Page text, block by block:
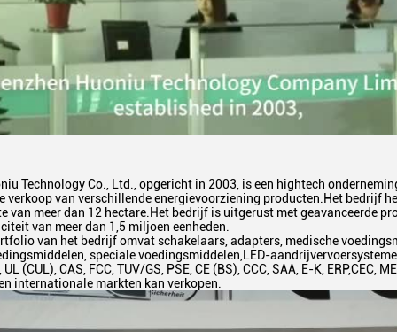
Technology Co., Ltd., opgericht in 2003, is een hightech
verkoop van verschillende energievoorziening producten.Het bedrijf
van meer dan 12 hectare.Het bedrijf is uitgerust met geavanceerde
van meer dan 1,5 miljoen eenheden.
van het bedrijf omvat schakelaars, adapters, medische
speciale voedingsmiddelen,LED-
(CUL), CAS, FCC, TUV/GS, PSE, CE (BS), CCC, SAA, E-K,
internationale markten kan verkopen.